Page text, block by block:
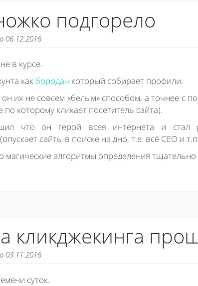
подгорело
06.12.2016
в курсе.
как бородач который собирает профили.
их не совсем «белым» способом, а точнее с
по которому кликает посетитель сайта).
что он герой всея интернета и стал
сайты в поиске на дно, т.е. всё СЕО и
магические алгоритмы определения
кликджекинга
03.11.2016
суток.